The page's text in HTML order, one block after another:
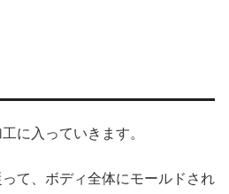
に入っていきます。
て、ボディ全体にモールドされ